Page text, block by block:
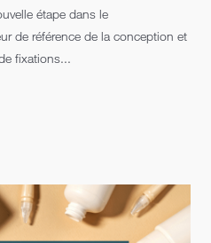
étape dans le
de référence de la conception et
fixations...